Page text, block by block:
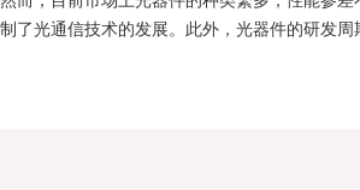
了光通信技术的发展。此外，光器件的研发